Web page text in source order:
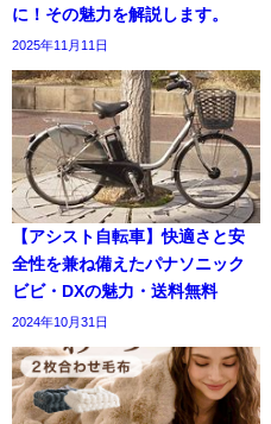
に！その魅力を解説します。
2025年11月11日
【アシスト自転車】快適さと安
全性を兼ね備えたパナソニック
ビビ・DXの魅力・送料無料
2024年10月31日